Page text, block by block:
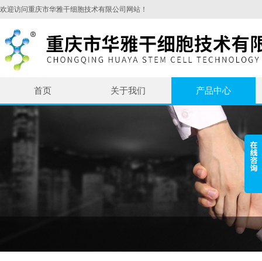
欢迎访问重庆市华雅干细胞技术有限公司网站！
首页 关于我们 产品中心